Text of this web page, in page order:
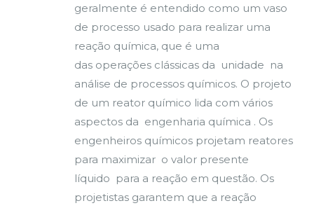
geralmente é entendido como um vaso
de processo usado para realizar uma
reação química, que é uma
das operações clássicas da unidade na
análise de processos químicos. O projeto
de um reator químico lida com vários
aspectos da engenharia química . Os
engenheiros químicos projetam reatores
para maximizar o valor presente
líquido para a reação em questão. Os
projetistas garantem que a reação